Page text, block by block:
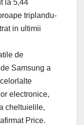
la 5,44
triplandu-
in ultimii
de
Samsung a
electronice,
cheltuielile,
Price.